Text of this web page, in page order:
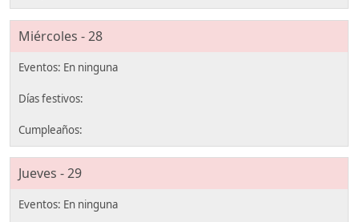
Miércoles - 28
Jueves - 29